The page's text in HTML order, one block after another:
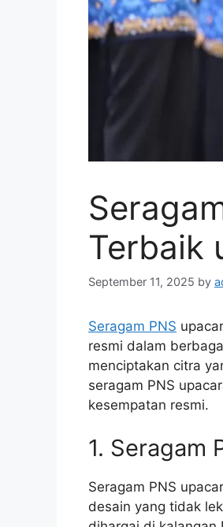
Terbaik
September 11, 2025 by
Seragam PNS
resmi dalam
menciptakan citra
seragam PNS
kesempatan resmi.
1. Seragam
Seragam PNS
desain yang tidak